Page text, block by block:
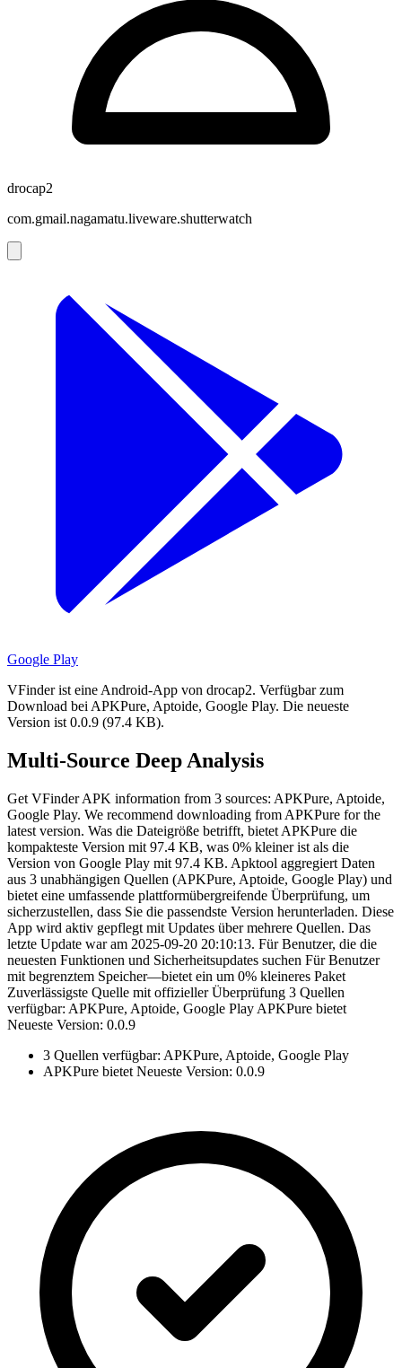
drocap2
com.gmail.nagamatu.liveware.shutterwatch
Google Play
VFinder ist eine Android-App von drocap2. Verfügbar zum
Download bei APKPure, Aptoide, Google Play. Die neueste
Version ist 0.0.9 (97.4 KB).
Multi-Source Deep Analysis
Get VFinder APK information from 3 sources: APKPure, Aptoide,
Google Play. We recommend downloading from APKPure for the
latest version. Was die Dateigröße betrifft, bietet APKPure die
kompakteste Version mit 97.4 KB, was 0% kleiner ist als die
Version von Google Play mit 97.4 KB. Apktool aggregiert Daten
aus 3 unabhängigen Quellen (APKPure, Aptoide, Google Play) und
bietet eine umfassende plattformübergreifende Überprüfung, um
sicherzustellen, dass Sie die passendste Version herunterladen. Diese
App wird aktiv gepflegt mit Updates über mehrere Quellen. Das
letzte Update war am 2025-09-20 20:10:13. Für Benutzer, die die
neuesten Funktionen und Sicherheitsupdates suchen Für Benutzer
mit begrenztem Speicher—bietet ein um 0% kleineres Paket
Zuverlässigste Quelle mit offizieller Überprüfung 3 Quellen
verfügbar: APKPure, Aptoide, Google Play APKPure bietet
Neueste Version: 0.0.9
3 Quellen verfügbar: APKPure, Aptoide, Google Play
APKPure bietet Neueste Version: 0.0.9